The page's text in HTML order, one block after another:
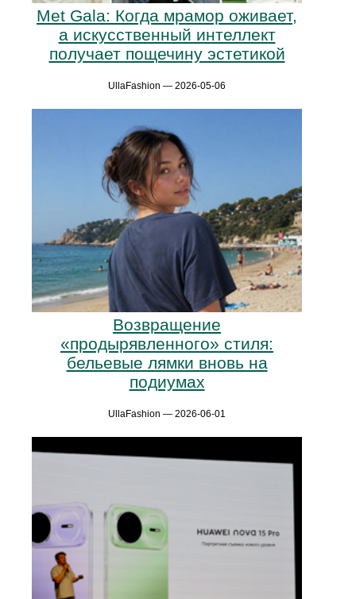
Met Gala: Когда мрамор оживает,
а искусственный интеллект
получает пощечину эстетикой
UllaFashion — 2026-05-06
Возвращение
«продырявленного» стиля:
бельевые лямки вновь на
подиумах
UllaFashion — 2026-06-01